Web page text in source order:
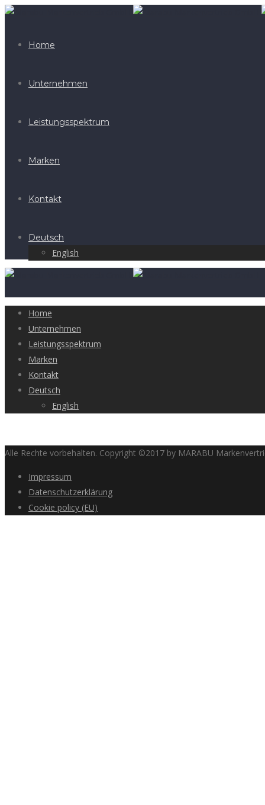
Home
Unternehmen
Leistungsspektrum
Marken
Kontakt
Deutsch
English
Home
Unternehmen
Leistungsspektrum
Marken
Kontakt
Deutsch
English
Alle Rechte vorbehalten. Copyright ©2017 by MARABU
Impressum
Datenschutzerklärung
Cookie policy (EU)